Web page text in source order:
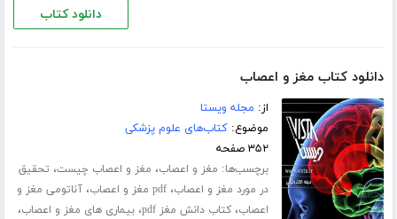
دانلود کتاب
دانلود کتاب مغز و اعصاب
از: مجله ویستا
موضوع:کتاب‌های علوم پزشکی
۳۵۲ صفحه
برچسب‌ها: مغز و اعصاب، مغز و اعصاب چیست، تحقیق
در مورد مغز و اعصاب،pdf مغز و اعصاب ،آناتومی مغز و
اعصاب،کتاب دانش مغز pdf ،بیماری های مغز و اعصاب،